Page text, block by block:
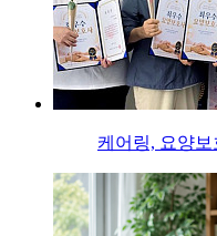
케어링, 요양보